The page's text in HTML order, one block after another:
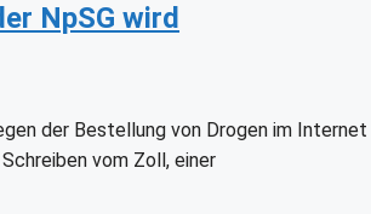
NpSG wird
der Bestellung von Drogen im
vom Zoll, einer